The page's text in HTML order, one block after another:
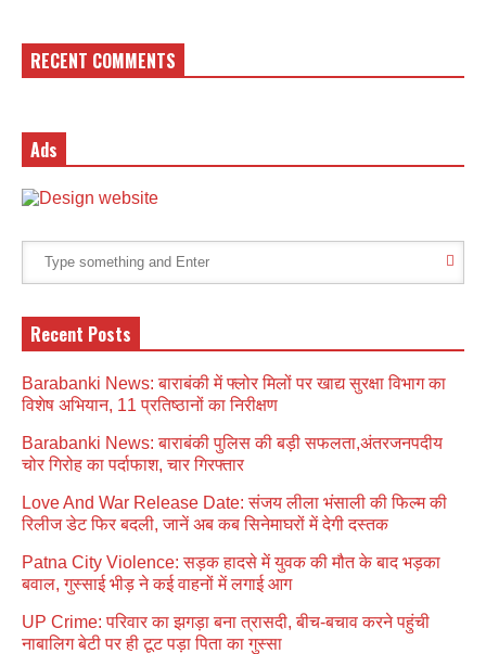
RECENT COMMENTS
Ads
Recent Posts
Barabanki News: बाराबंकी में फ्लोर मिलों पर खाद्य सुरक्षा विभाग का
विशेष अभियान, 11 प्रतिष्ठानों का निरीक्षण
Barabanki News: बाराबंकी पुलिस की बड़ी सफलता,अंतरजनपदीय
चोर गिरोह का पर्दाफाश, चार गिरफ्तार
Love And War Release Date: संजय लीला भंसाली की फिल्म की
रिलीज डेट फिर बदली, जानें अब कब सिनेमाघरों में देगी दस्तक
Patna City Violence: सड़क हादसे में युवक की मौत के बाद भड़का
बवाल, गुस्साई भीड़ ने कई वाहनों में लगाई आग
UP Crime: परिवार का झगड़ा बना त्रासदी, बीच-बचाव करने पहुंची
नाबालिग बेटी पर ही टूट पड़ा पिता का गुस्सा